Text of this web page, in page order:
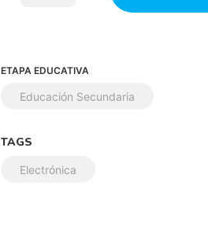
ETAPA EDUCATIVA
Educación Secundaria
TAGS
Electrónica